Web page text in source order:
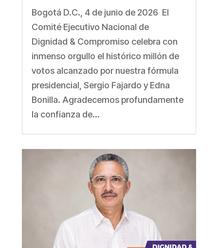
Bogotá D.C., 4 de junio de 2026 El
Comité Ejecutivo Nacional de
Dignidad & Compromiso celebra con
inmenso orgullo el histórico millón de
votos alcanzado por nuestra fórmula
presidencial, Sergio Fajardo y Edna
Bonilla. Agradecemos profundamente
la confianza de...